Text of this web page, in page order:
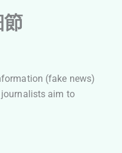
(fake news)
aim to